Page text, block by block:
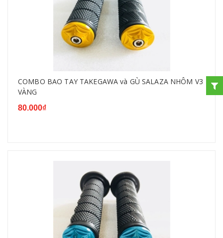
COMBO BAO TAY TAKEGAWA và GÙ SALAZA NHÔM V3
VÀNG
80.000₫